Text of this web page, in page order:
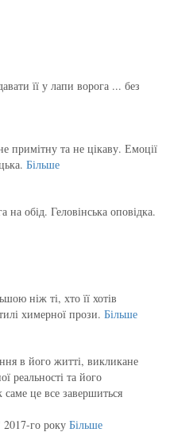
її у лапи ворога ... без
примітну та не цікаву. Емоції
Більше
обід. Геловінська оповідка.
ніж ті, хто її хотів
химерної прози. Більше
в його житті, викликане
реальності та його
це все завершиться
го року Більше